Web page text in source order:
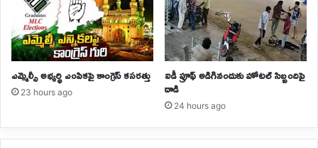
ఎమ్మెల్సీ అభ్యర్థి ఎంపికపై కాంగ్రెస్ కసరత్తు
23 hours ago
ఐడీ ప్రూఫ్ అడిగినందుకు హోటల్‌ సిబ్బందిపై
దాడి
24 hours ago